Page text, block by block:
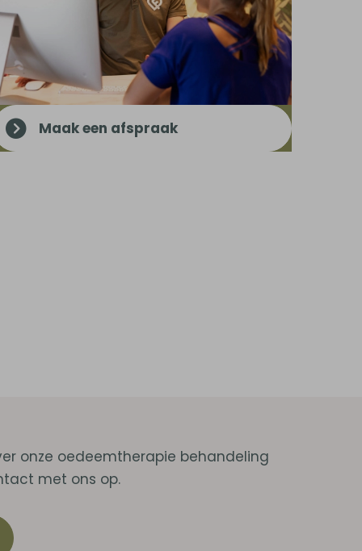
Maak een afspraak
onze oedeemtherapie behandeling
met ons op.